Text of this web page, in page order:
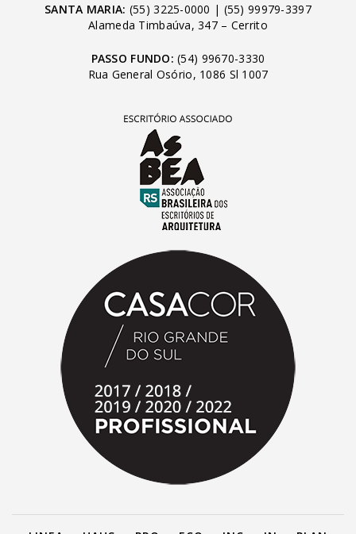
SANTA MARIA: (55) 3225-0000 | (55) 99979-3397
Alameda Timbaúva, 347 – Cerrito
PASSO FUNDO: (54) 99670-3330
Rua General Osório, 1086 Sl 1007